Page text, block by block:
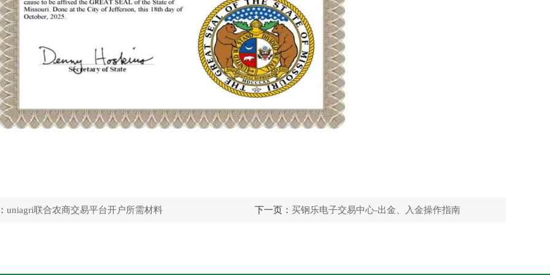
uniagri联合农商交易平台开户所需材料 下一页：买钢乐电子交易中心-出金、入金操作指南